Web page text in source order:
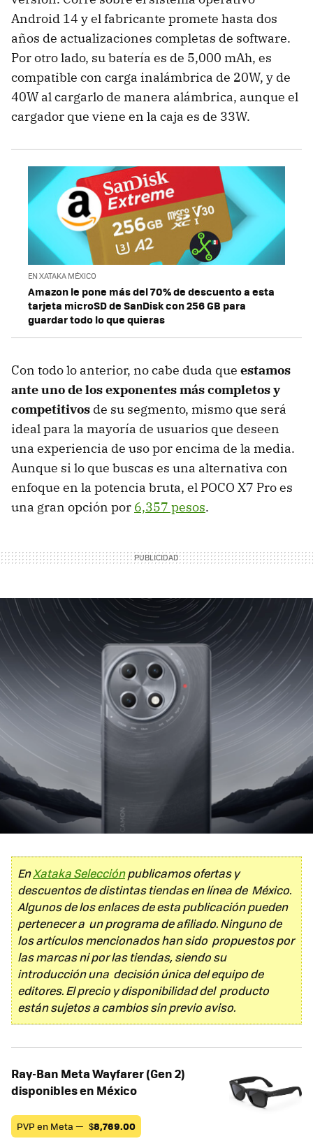
Android 14 y el fabricante promete hasta dos
años de actualizaciones completas de software.
Por otro lado, su batería es de 5,000 mAh, es
compatible con carga inalámbrica de 20W, y de
40W al cargarlo de manera alámbrica, aunque el
cargador que viene en la caja es de 33W.
EN XATAKA MÉXICO
Amazon le pone más del 70% de descuento a esta
tarjeta microSD de SanDisk con 256 GB para
guardar todo lo que quieras
Con todo lo anterior, no cabe duda que estamos
ante uno de los exponentes más completos y
competitivos de su segmento, mismo que será
ideal para la mayoría de usuarios que deseen
una experiencia de uso por encima de la media.
Aunque si lo que buscas es una alternativa con
enfoque en la potencia bruta, el POCO X7 Pro es
una gran opción por 6,357 pesos.
EnXataka Selecciónpublicamos ofertas y
descuentos de distintas tiendas en línea de México.
Algunos de los enlaces de esta publicación pueden
pertenecer a un programa de afiliado. Ninguno de
los artículos mencionados han sido propuestos por
las marcas ni por las tiendas, siendo su
introducción una decisión única del equipo de
editores. El precio y disponibilidad del producto
están sujetos a cambios sin previo aviso.
Ray-Ban Meta Wayfarer (Gen 2)
disponibles en México
PVP en Meta — $8,769.00